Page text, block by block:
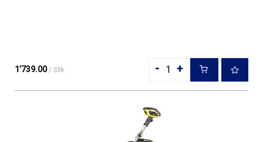
- +
1’739.00 / Stk.